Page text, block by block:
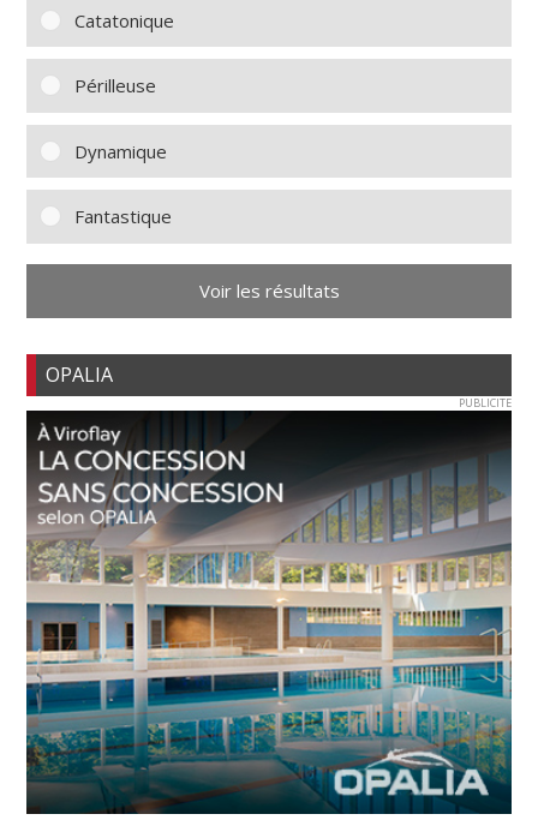
Catatonique
Périlleuse
Dynamique
Fantastique
Voir les résultats
OPALIA
PUBLICITE